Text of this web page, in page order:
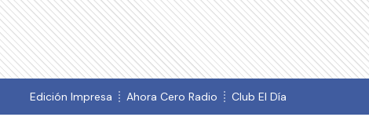
Edición Impresa Ahora Cero Radio Club El Día